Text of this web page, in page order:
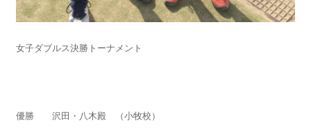
女子ダブルス決勝トーナメント
優勝 沢田・八木殿 （小牧校）